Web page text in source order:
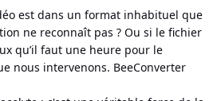
est dans un format inhabituel que
ne reconnaît pas ? Ou si le fichier
qu’il faut une heure pour le
nous intervenons. BeeConverter